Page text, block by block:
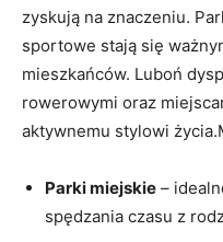
zyskują na znaczeniu.
sportowe stają się
mieszkańców. Luboń
rowerowymi oraz
aktywnemu stylowi
Parki miejskie –
spędzania czasu z